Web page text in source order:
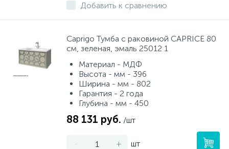
Добавить к сравнению
Caprigo Тумба с раковиной CAPRICE 80
см, зеленая, эмаль 25012 1
Материал - МДФ
Высота - мм - 396
Ширина - мм - 802
Гарантия - 2 года
Глубина - мм - 450
88 131 руб. /шт
- + шт